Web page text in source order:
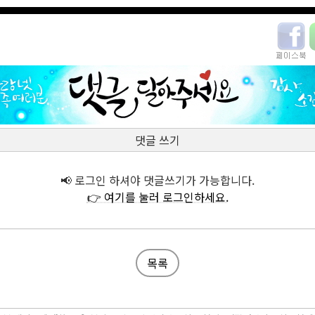
댓글 쓰기
📢 로그인 하셔야 댓글쓰기가 가능합니다.
👉 여기를 눌러 로그인하세요.
목록